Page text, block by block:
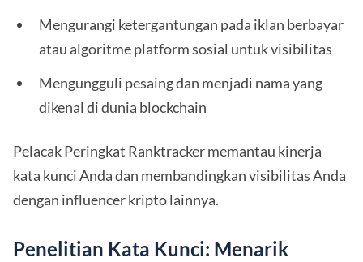
Mengurangi ketergantungan pada iklan berbayar
atau algoritme platform sosial untuk visibilitas
Mengungguli pesaing dan menjadi nama yang
dikenal di dunia blockchain
Pelacak Peringkat Ranktracker memantau kinerja
kata kunci Anda dan membandingkan visibilitas Anda
dengan influencer kripto lainnya.
Penelitian Kata Kunci: Menarik